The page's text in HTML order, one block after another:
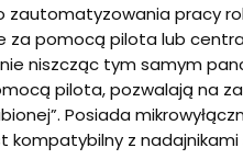
zautomatyzowania pracy
pomocą pilota lub
niszcząc tym samym
pilota, pozwalają na
Posiada
z nadajnikami